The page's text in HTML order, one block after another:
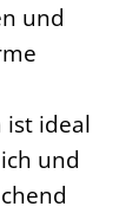
und
ist ideal
und